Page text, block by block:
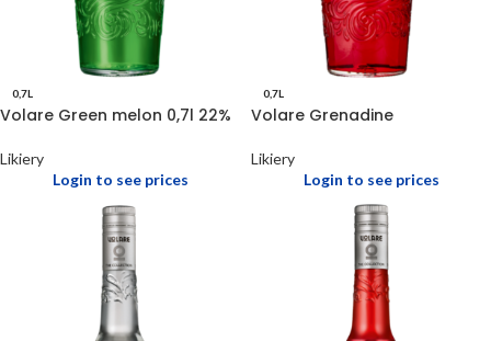
0,7L
Volare Green melon 0,7l 22%
Likiery
Login to see prices
0,7L
Volare Grenadine
Likiery
Login to see prices